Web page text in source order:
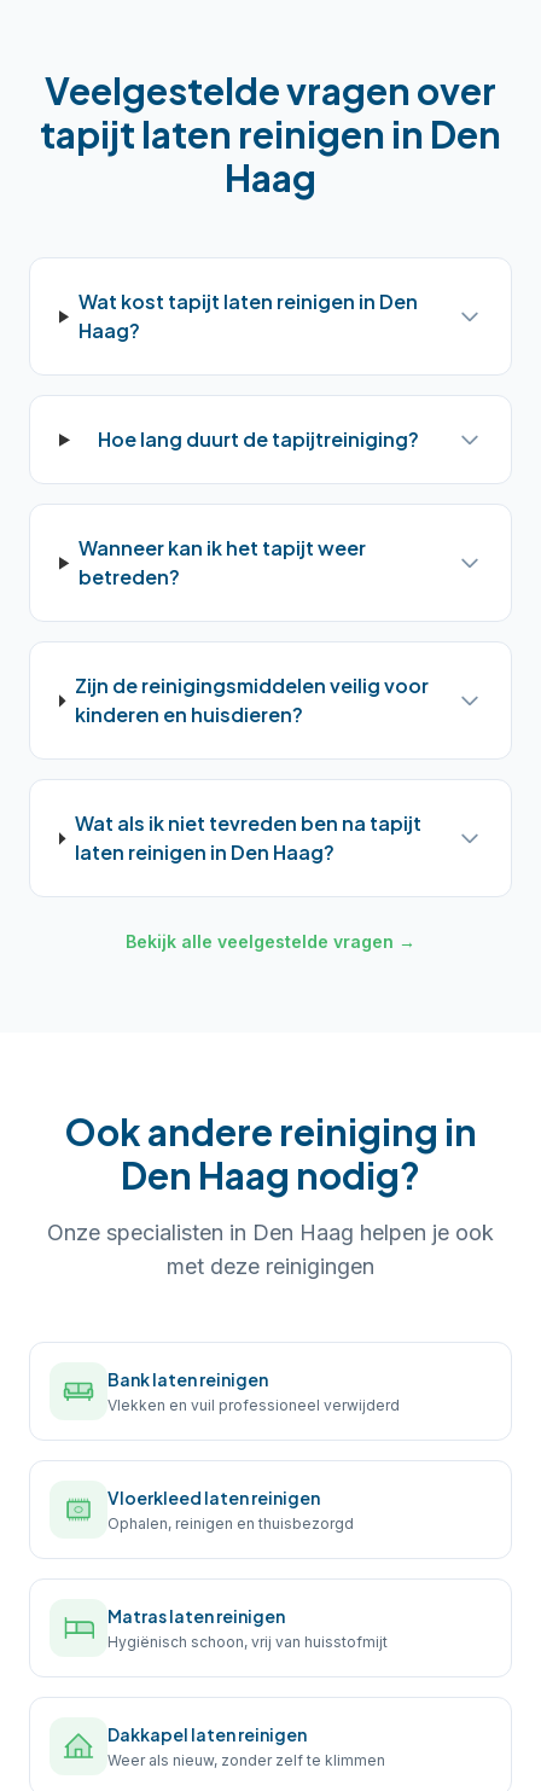
Veelgestelde vragen over
tapijt laten reinigen in Den
Haag
Wat kost tapijt laten reinigen in Den
Haag?
Hoe lang duurt de tapijtreiniging?
Wanneer kan ik het tapijt weer
betreden?
Zijn de reinigingsmiddelen veilig voor
kinderen en huisdieren?
Wat als ik niet tevreden ben na tapijt
laten reinigen in Den Haag?
Bekijk alle veelgestelde vragen →
Ook andere reiniging in
Den Haag nodig?
Onze specialisten in Den Haag helpen je ook
met deze reinigingen
Bank laten reinigen
Vlekken en vuil professioneel verwijderd
Vloerkleed laten reinigen
Ophalen, reinigen en thuisbezorgd
Matras laten reinigen
Hygiënisch schoon, vrij van huisstofmijt
Dakkapel laten reinigen
Weer als nieuw, zonder zelf te klimmen